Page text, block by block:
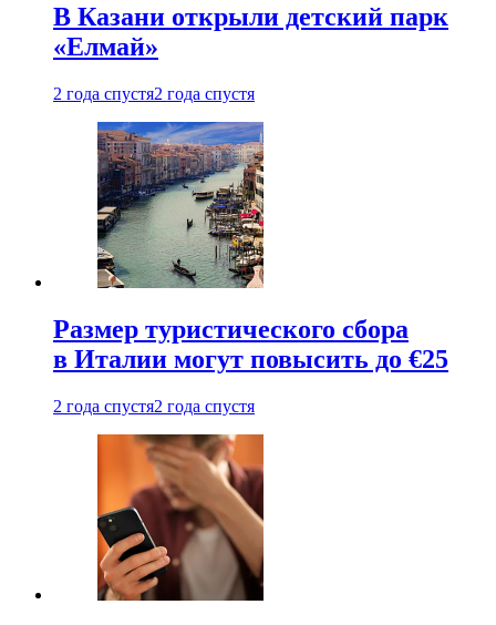
В Казани открыли детский парк
«Елмай»
2 года спустя2 года спустя
Размер туристического сбора
в Италии могут повысить до €25
2 года спустя2 года спустя